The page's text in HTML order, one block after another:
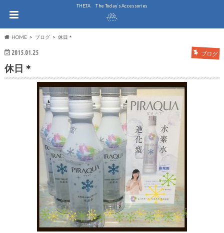
THE.TA The Today`s Accessories
HOME ブログ 休日＊
2015.01.25 ブログ
休日＊